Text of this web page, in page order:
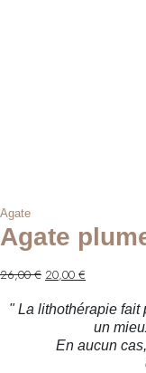
Agate
Agate
26,00€ Le
initial
26,00 €.
20,00 €
actuel
est :
20,00 €.
" La lithothérapie fait
un
En aucun